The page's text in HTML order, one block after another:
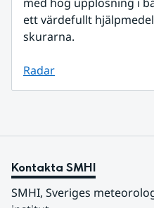
ett värdefullt
skurarna.
Radar
Kontakta SMHI
SMHI, Sveriges